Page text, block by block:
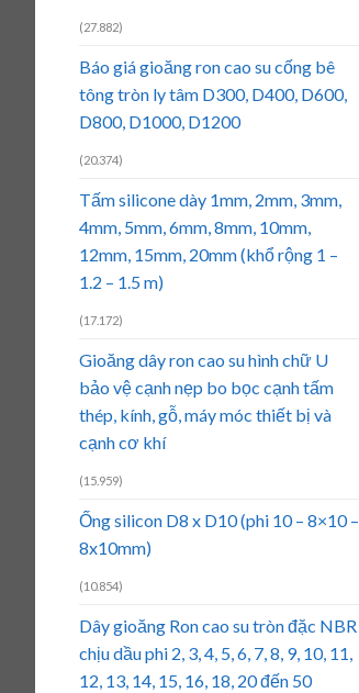
(27.882)
Báo giá gioăng ron cao su cống bê
tông tròn ly tâm D300, D400, D600,
D800, D1000, D1200
(20.374)
Tấm silicone dày 1mm, 2mm, 3mm,
4mm, 5mm, 6mm, 8mm, 10mm,
12mm, 15mm, 20mm (khổ rộng 1 –
1.2 – 1.5 m)
(17.172)
Gioăng dây ron cao su hình chữ U
bảo vệ cạnh nẹp bo bọc cạnh tấm
thép, kính, gỗ, máy móc thiết bị và
cạnh cơ khí
(15.959)
Ống silicon D8 x D10 (phi 10 – 8×10 –
8x10mm)
(10.854)
Dây gioăng Ron cao su tròn đặc NBR
chịu dầu phi 2, 3, 4, 5, 6, 7, 8, 9, 10, 11,
12, 13, 14, 15, 16, 18, 20 đến 50